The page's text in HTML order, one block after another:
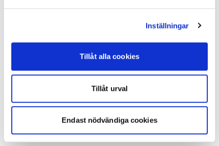
Inställningar
Tillåt alla cookies
Tillåt urval
Endast nödvändiga cookies